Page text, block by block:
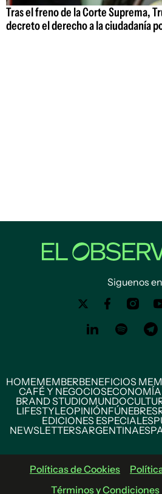
Tras el freno de la Corte Suprema,
decreto el derecho a la ciudadanía
Siguenos
HOMEMEMBERBENEFICIOS
CAFÉ Y NEGOCIOS
BRAND STUDIOMUNDO
LIFESTYLEOPINIÓNFÚNEBRES
EDICIONES ESPECIALES
NEWSLETTERSARGENTINA
Políticas de Cookies
Términos y Condiciones